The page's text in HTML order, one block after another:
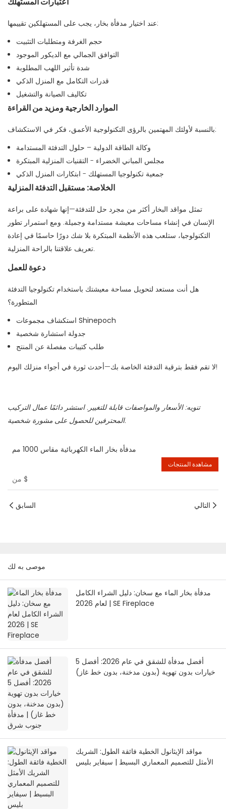
عند اختيار مدفأة بخار، يجب على المستهلكين تقييمها:
حجم الغرفة ومتطلبات التثبيت
التوافق الجمالي مع الديكور الموجود
شدة تأثير اللهب المطلوبة
قدرات التكامل مع المنزل الذكي
تكاليف الصيانة والتشغيل
الموارد الخارجية ومزيد من القراءة
بالنسبة لأولئك المهتمين بالرؤى التكنولوجية الأعمق، فكر في الاستكشاف:
وكالة الطاقة الدولية – حلول التدفئة المستدامة
مجلس المباني الخضراء - التقنيات المنزلية المبتكرة
جمعية تكنولوجيا المستهلك - ابتكارات المنزل الذكي
الخلاصة: مستقبل التدفئة المنزلية
تمثل مواقد البخار أكثر من مجرد حل للتدفئة—إنها شهادة على براعة
الإنسان في إنشاء مساحات معيشة مستدامة وجميلة. ومع استمرار تطور
التكنولوجيا، ستلعب هذه الأنظمة المبتكرة بلا شك دورًا حاسمًا في إعادة
تعريف علاقتنا بالراحة المنزلية.
دعوة للعمل
هل أنت مستعد لتحويل مساحة معيشتك باستخدام تكنولوجيا التدفئة
المتطورة؟
استكشاف مجموعات Shinepoch
جدولة استشارة شخصية
طلب كتيبات مفصلة عن المنتج
لا تقم فقط بترقية التدفئة الخاصة بك—أحدث ثورة في أجواء منزلك اليوم!
تنويه: الأسعار والمواصفات قابلة للتغيير. استشر دائمًا عمال التركيب
المحترفين للحصول على مشورة شخصية.
مدفأة بخار الماء الكهربائية مقاس 1000 مم
$
مشاهدة المنتجات
السابق التالي
موصى به لك
مدفأة بخار الماء مع سخان: دليل الشراء الكامل
لعام 2026 | SE Fireplace
أفضل مدفأة للشقق في عام 2026: أفضل 5
خيارات بدون تهوية (بدون مدخنة، بدون خط غاز)
مواقد الإيثانول الخطية فائقة الطول: الشريك
الأمثل للتصميم المعماري البسيط | سيفاير بليس